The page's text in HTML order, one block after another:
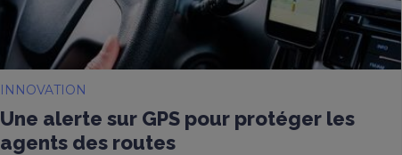
INNOVATION
Une alerte sur GPS pour protéger les
agents des routes